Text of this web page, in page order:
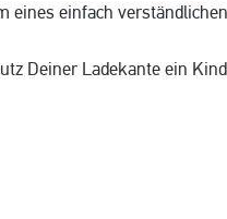
eines einfach
Deiner Ladekante ein